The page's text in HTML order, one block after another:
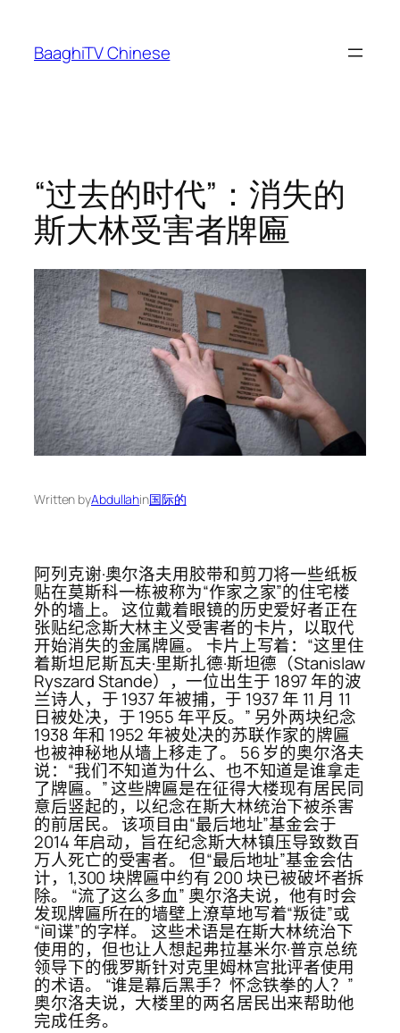
content
BaaghiTV Chinese
“过去的时代”：消失的
斯大林受害者牌匾
Written byAbdullahin国际的
阿列克谢·奥尔洛夫用胶带和剪刀将一些纸板
贴在莫斯科一栋被称为“作家之家”的住宅楼
外的墙上。 这位戴着眼镜的历史爱好者正在
张贴纪念斯大林主义受害者的卡片，以取代
开始消失的金属牌匾。 卡片上写着：“这里住
着斯坦尼斯瓦夫·里斯扎德·斯坦德（Stanislaw
Ryszard Stande），一位出生于 1897 年的波
兰诗人，于 1937 年被捕，于 1937 年 11 月 11
日被处决，于 1955 年平反。” 另外两块纪念
1938 年和 1952 年被处决的苏联作家的牌匾
也被神秘地从墙上移走了。 56 岁的奥尔洛夫
说：“我们不知道为什么、也不知道是谁拿走
了牌匾。” 这些牌匾是在征得大楼现有居民同
意后竖起的，以纪念在斯大林统治下被杀害
的前居民。 该项目由“最后地址”基金会于
2014 年启动，旨在纪念斯大林镇压导致数百
万人死亡的受害者。 但“最后地址”基金会估
计，1,300 块牌匾中约有 200 块已被破坏者拆
除。 “流了这么多血” 奥尔洛夫说，他有时会
发现牌匾所在的墙壁上潦草地写着“叛徒”或
“间谍”的字样。 这些术语是在斯大林统治下
使用的，但也让人想起弗拉基米尔·普京总统
领导下的俄罗斯针对克里姆林宫批评者使用
的术语。 “谁是幕后黑手？怀念铁拳的人？”
奥尔洛夫说，大楼里的两名居民出来帮助他
完成任务。